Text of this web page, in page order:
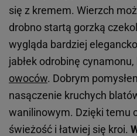
się z kremem. Wierzch
drobno startą gorzką
wygląda bardziej
jabłek odrobinę
owoców. Dobrym
nasączenie kruchych
wanilinowym. Dzięki temu
świeżość i łatwiej się kroi.